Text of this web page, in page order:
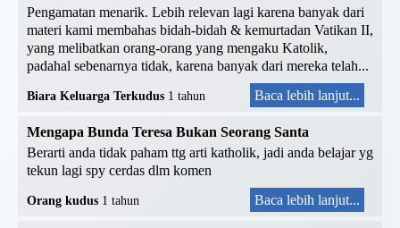
Pengamatan menarik. Lebih relevan lagi karena banyak dari
materi kami membahas bidah-bidah & kemurtadan Vatikan II,
yang melibatkan orang-orang yang mengaku Katolik,
padahal sebenarnya tidak, karena banyak dari mereka telah...
Biara Keluarga Terkudus 1 tahun Baca lebih lanjut...
Mengapa Bunda Teresa Bukan Seorang Santa
Berarti anda tidak paham ttg arti katholik, jadi anda belajar yg
tekun lagi spy cerdas dlm komen
Orang kudus 1 tahun Baca lebih lanjut...